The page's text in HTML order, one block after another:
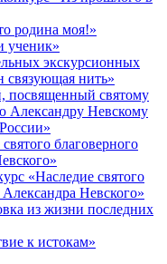
родина моя!»
ученик»
экскурсионных
связующая нить»
посвященный святому
Александру Невскому
благоверного
«Наследие святого
Александра Невского»
из жизни последних
к истокам»